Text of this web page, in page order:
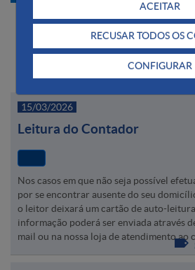
ACEITAR
RECUSAR TODOS OS
CONFIGURAR
Últimas
15/03/2026
Leitura do Contador
Nos casos em que não seja possível
por se encontrar ausente do seu
o leitor deixará um cartão de auto-
informação poderá ser enviada através
mail ou na nossa loja de atendimento ao